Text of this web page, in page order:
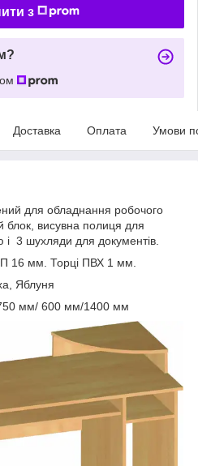
з
Доставка Оплата Умови
для обладнання робочого
блок, висувна полиця для
і 3 шухляди для документів.
16 мм. Торці ПВХ 1 мм.
Яблуня
мм/ 600 мм/1400 мм